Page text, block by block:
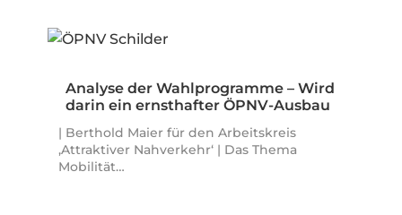
Analyse der Wahlprogramme – Wird
darin ein ernsthafter ÖPNV-Ausbau
| Berthold Maier für den Arbeitskreis
‚Attraktiver Nahverkehr‘ | Das Thema
Mobilität…